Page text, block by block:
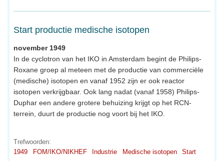
Start productie medische isotopen
november 1949
In de cyclotron van het IKO in Amsterdam begint de Philips-
Roxane groep al meteen met de productie van commerciële
(medische) isotopen en vanaf 1952 zijn er ook reactor
isotopen verkrijgbaar. Ook lang nadat (vanaf 1958) Philips-
Duphar een andere grotere behuizing krijgt op het RCN-
terrein, duurt de productie nog voort bij het IKO.
Trefwoorden:
1949
FOM/IKO/NIKHEF Industrie Medische isotopen Start